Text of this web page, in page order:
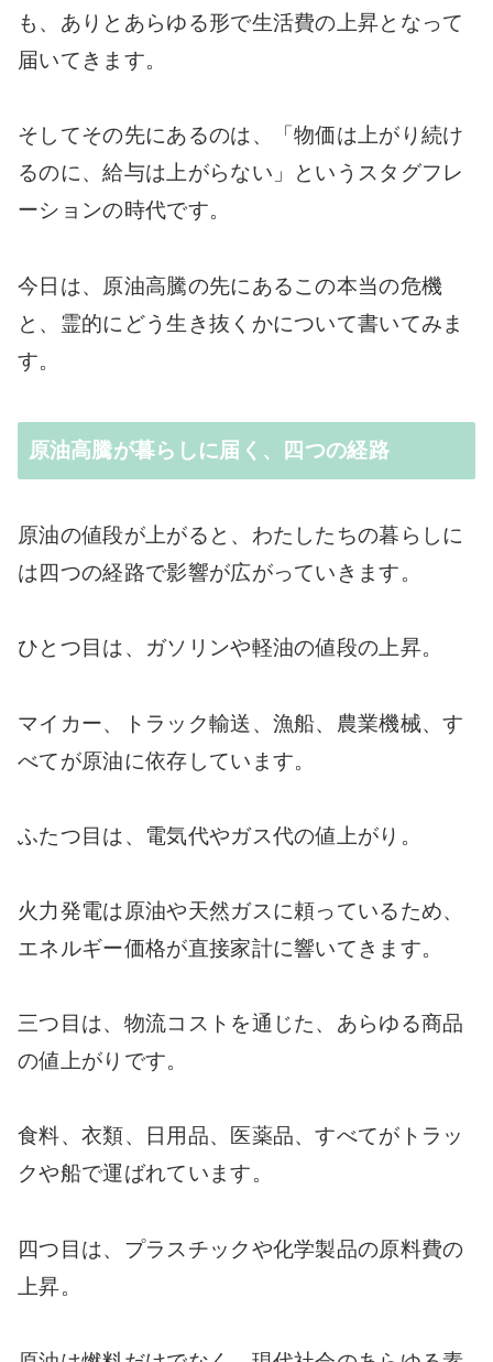
も、ありとあらゆる形で生活費の上昇となって
届いてきます。
そしてその先にあるのは、「物価は上がり続け
るのに、給与は上がらない」というスタグフレ
ーションの時代です。
今日は、原油高騰の先にあるこの本当の危機
と、霊的にどう生き抜くかについて書いてみま
す。
原油高騰が暮らしに届く、四つの経路
原油の値段が上がると、わたしたちの暮らしに
は四つの経路で影響が広がっていきます。
ひとつ目は、ガソリンや軽油の値段の上昇。
マイカー、トラック輸送、漁船、農業機械、す
べてが原油に依存しています。
ふたつ目は、電気代やガス代の値上がり。
火力発電は原油や天然ガスに頼っているため、
エネルギー価格が直接家計に響いてきます。
三つ目は、物流コストを通じた、あらゆる商品
の値上がりです。
食料、衣類、日用品、医薬品、すべてがトラッ
クや船で運ばれています。
四つ目は、プラスチックや化学製品の原料費の
上昇。